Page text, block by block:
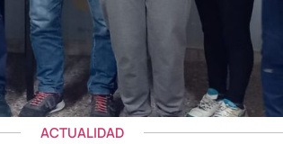
ACTUALIDAD